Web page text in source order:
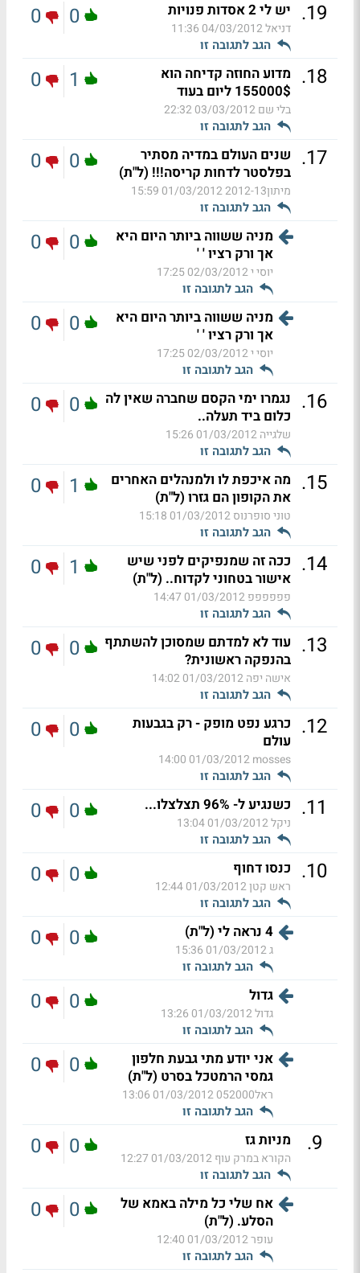
19
. יש לי 2 אסדות פנויות
דניאל04/03/2012 11:36
הגב לתגובה זו
0
0
18
. מדוע החוזה קדיחה הוא
155000$ ליום בעוד
בלי שם03/03/2012 22:32
הגב לתגובה זו
1
0
17
. שנים העולם במדיה מסתיר
בפלסטר לדחות קריסה!!! (ל"ת)
מיתון2012-13 01/03/2012 15:59
הגב לתגובה זו
0
0
מניה ששווה ביותר היום היא
אך ורק רציו ' '
יוסי י02/03/2012 17:25
הגב לתגובה זו
0
0
מניה ששווה ביותר היום היא
אך ורק רציו ' '
יוסי י02/03/2012 17:25
הגב לתגובה זו
0
0
16
. נגמרו ימי הקסם שחברה שאין לה
כלום ביד תעלה..
שלגייה01/03/2012 15:26
הגב לתגובה זו
0
0
15
. מה איכפת לו ולמנהלים האחרים
את הקופון הם גזרו (ל"ת)
טוני סופרנוס01/03/2012 15:18
הגב לתגובה זו
1
0
14
. ככה זה שמנפיקים לפני שיש
אישור בטחוני לקדוח.. (ל"ת)
פפפפפפ01/03/2012 14:47
הגב לתגובה זו
1
0
13
. עוד לא למדתם שמסוכן להשתתף
בהנפקה ראשונית?
אישה יפה01/03/2012 14:02
הגב לתגובה זו
0
0
12
. כרגע נפט מופק - רק בגבעות
עולם
mosses
01/03/2012 14:00
הגב לתגובה זו
0
0
11
. כשנגיע ל- 96% תצלצלו...
ניקל01/03/2012 13:04
הגב לתגובה זו
0
0
10
. כנסו דחוף
ראש קטן01/03/2012 12:44
הגב לתגובה זו
0
0
4 נראה לי (ל"ת)
ג01/03/2012 15:36
הגב לתגובה זו
0
0
גדול
גדול01/03/2012 13:26
הגב לתגובה זו
0
0
אני יודע מתי גבעת חלפון
גמסי הרמטכל בסרט (ל"ת)
ראל052000 01/03/2012 13:06
הגב לתגובה זו
0
0
9
. מניות גז
הקורא במרק עוף01/03/2012 12:27
הגב לתגובה זו
0
0
אח שלי כל מילה באמא של
הסלע. (ל"ת)
עופר01/03/2012 12:40
הגב לתגובה זו
0
0